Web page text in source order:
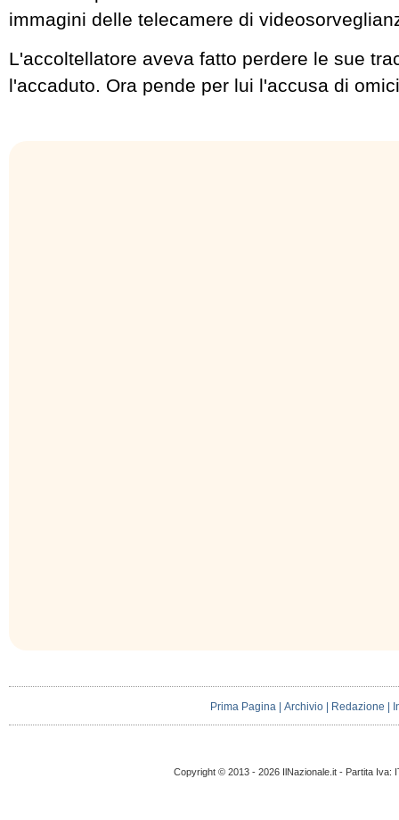
immagini delle telecamere di
L'accoltellatore aveva fatto perdere le sue
l'accaduto. Ora pende per lui l'accusa di
Prima Pagina |Archivio | Redazione |
Copyright © 2013 - 2026 IlNazionale.it - Partita Iva: